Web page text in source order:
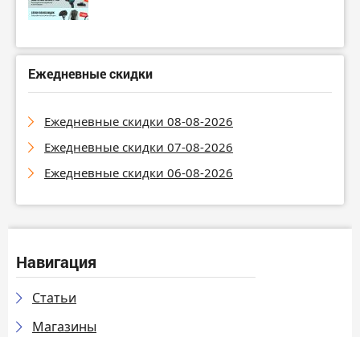
Ежедневные скидки
Ежедневные скидки 08-08-2026
Ежедневные скидки 07-08-2026
Ежедневные скидки 06-08-2026
Навигация
Статьи
Магазины